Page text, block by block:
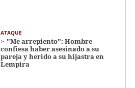
ATAQUE
"Me arrepiento": Hombre
confiesa haber asesinado a su
pareja y herido a su hijastra en
Lempira